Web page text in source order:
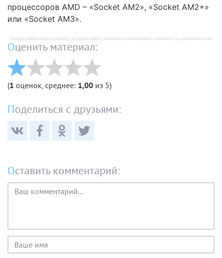
процессоров AMD – «Socket AM2», «Socket AM2+»
или «Socket AM3».
Оценить материал:
(1 оценок, среднее: 1,00 из 5)
Поделиться с друзьями:
Оставить комментарий:
Текст
комментария
Имя
пользователя